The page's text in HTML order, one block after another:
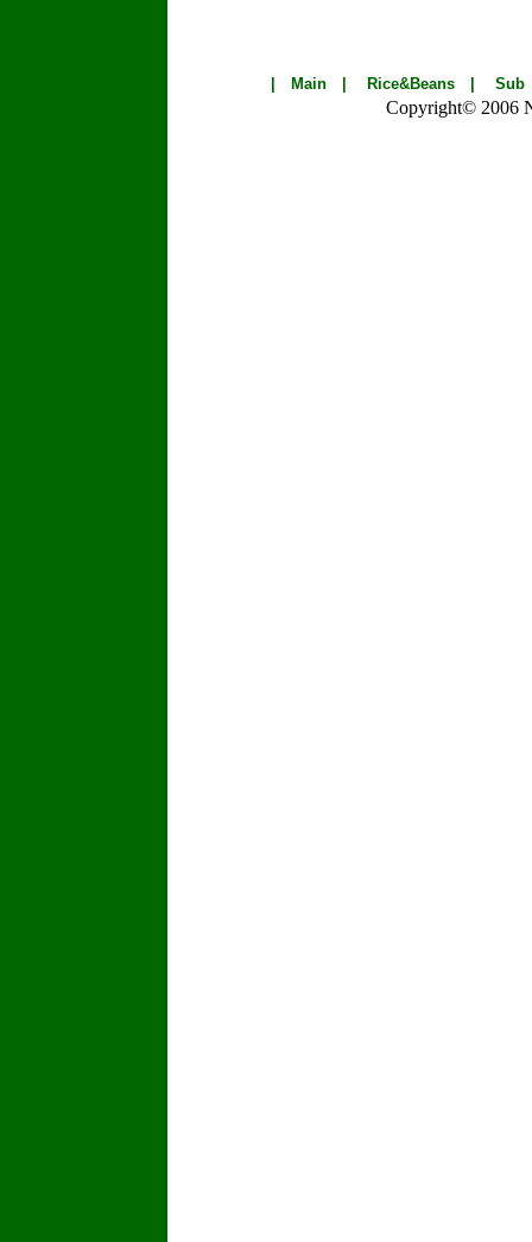
Main| Rice&Beans| Sub
Copyright© 2006